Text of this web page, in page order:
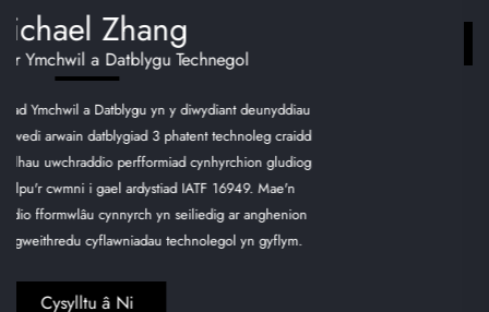
Sophia Li
Rheolwr Gwerthu Byd-eang
Gyda 12 mlynedd o brofiad mewn masnach ryngwladol a rheoli perthynas â
chwsmeriaid, mae hi wedi meithrin marchnadoedd Ewrop, America a De-
ddwyrain Asia yn ddwfn ac wedi llwyddo i ddatblygu mwy na 50 o
gwsmeriaid cydweithredol tramor hirdymor. Gan fod ganddi wybodaeth am
safonau cydymffurfio'r diwydiant a gweithrediadau cadwyn gyflenwi
trawsffiniol, mae hi'n dda am gydweddu anghenion cwsmeriaid yn gywir a
uwchlaw 95% am 8 mlynedd yn olynol.